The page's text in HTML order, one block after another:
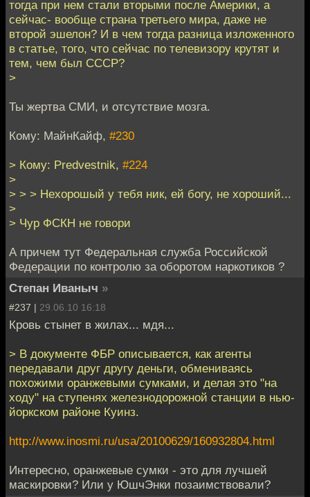
тогда при нем стали вторыми после Америки, а
сейчас- вообще страна третьего мира, даже не
второй эшелон? И в чем тогда разница изложенного
в статье, того, что сейчас по телевизору крутят и
тем, чем был СССР?
>
Ты жертва СМИ, и отсутствие мозга.
Кому: МайнКайф, #230
> Кому: Predvestnik, #224
>
> > > Нехорошый у тебя ник, ей богу, не хороший...
>
> Чур ФСКН не говори
А причем тут Федеральная служба Российской
Федерации по контролю за оборотом наркотиков ?
Степан Иваныч »
#237 | 29.06.10 16:18
Кровь стынет в жилах... мдя...
> В документе ФБР описывается, как агенты
передавали друг другу деньги, обмениваясь
похожими оранжевыми сумками, и делая это "на
ходу" на ступенях железнодорожной станции в нью-
йоркском районе Куинз.
http://www.inosmi.ru/usa/20100629/160932804.html
Интересно, оранжевые сумки - это для лучшей
маскировки? Или у ЮшчЭнки позаимствовали?